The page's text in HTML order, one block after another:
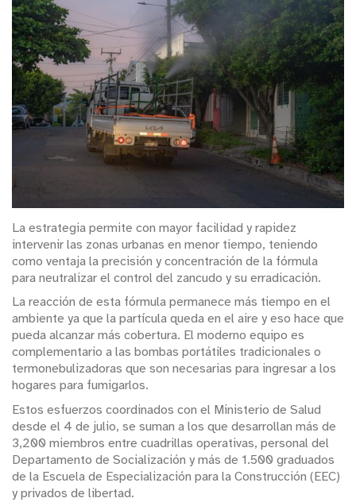
La estrategia permite con mayor facilidad y rapidez
intervenir las zonas urbanas en menor tiempo, teniendo
como ventaja la precisión y concentración de la fórmula
para neutralizar el control del zancudo y su erradicación.
La reacción de esta fórmula permanece más tiempo en el
ambiente ya que la partícula queda en el aire y eso hace que
pueda alcanzar más cobertura. El moderno equipo es
complementario a las bombas portátiles tradicionales o
termonebulizadoras que son necesarias para ingresar a los
hogares para fumigarlos.
Estos esfuerzos coordinados con el Ministerio de Salud
desde el 4 de julio, se suman a los que desarrollan más de
3,200 miembros entre cuadrillas operativas, personal del
Departamento de Socialización y más de 1.500 graduados
de la Escuela de Especialización para la Construcción (EEC)
y privados de libertad.